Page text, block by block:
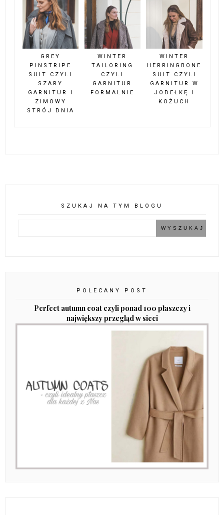
GREY
PINSTRIPE
SUIT CZYLI
SZARY
GARNITUR I
ZIMOWY
STRÓJ DNIA
WINTER
TAILORING
CZYLI
GARNITUR
FORMALNIE
WINTER
HERRINGBONE
SUIT CZYLI
GARNITUR W
JODEŁKĘ I
KOŻUCH
SZUKAJ NA TYM BLOGU
POLECANY POST
Perfect autumn coat czyli ponad 100 płaszczy i
największy przegląd w sieci